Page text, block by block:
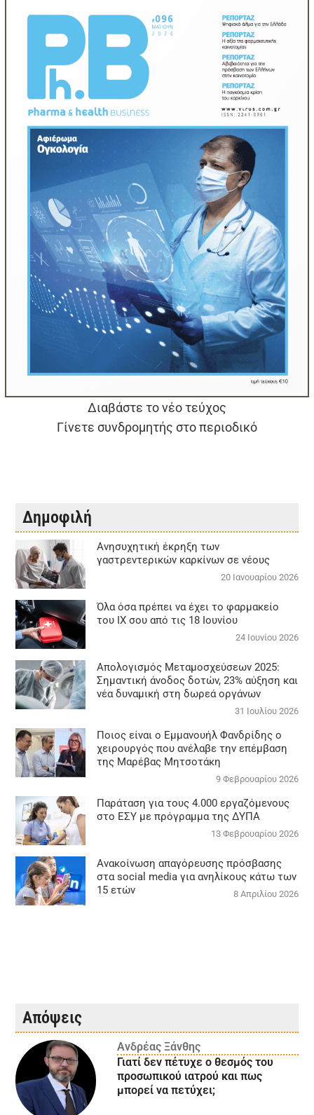
Διαβάστε το νέο τεύχος
Γίνετε συνδρομητής στο περιοδικό
Δημοφιλή
Aνησυχητική έκρηξη των
γαστρεντερικών καρκίνων σε νέους
20 Ιανουαρίου 2026
Όλα όσα πρέπει να έχει το φαρμακείο
του ΙΧ σου από τις 18 Ιουνίου
24 Ιουνίου 2026
Απολογισμός Μεταμοσχεύσεων 2025:
Σημαντική άνοδος δοτών, 23% αύξηση και
νέα δυναμική στη δωρεά οργάνων
31 Ιουλίου 2026
Ποιος είναι ο Εμμανουήλ Φανδρίδης ο
χειρουργός που ανέλαβε την επέμβαση
της Μαρέβας Μητσοτάκη
9 Φεβρουαρίου 2026
Παράταση για τους 4.000 εργαζόμενους
στο ΕΣΥ με πρόγραμμα της ΔΥΠΑ
13 Φεβρουαρίου 2026
Ανακοίνωση απαγόρευσης πρόσβασης
στα social media για ανηλίκους κάτω των
15 ετών
8 Απριλίου 2026
Απόψεις
Ανδρέας Ξάνθης
Γιατί δεν πέτυχε ο θεσμός του
προσωπικού ιατρού και πως
μπορεί να πετύχει;